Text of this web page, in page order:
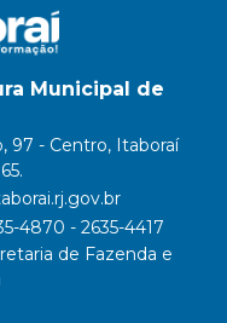
Municipal de
97 - Centro, Itaboraí
4870 - 2635-4417
de Fazenda e